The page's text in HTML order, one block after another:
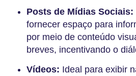
Posts de Mídias Sociais:
fornecer espaço para
por meio de conteúdo
breves, incentivando o
Vídeos: Ideal para exibir